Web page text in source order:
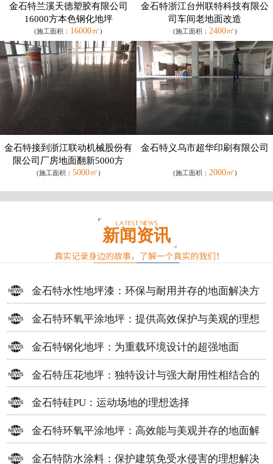
金石特兰溪天德塑胶有限公司
16000方本色钢化地坪
(施工面积： 16000㎡)
金石特浙江台州联特科技有限公
司车间老地面改造
(施工面积： 2400㎡)
金石特接到浙江联动机械股份有
限公司厂房地面翻新5000方
(施工面积： 5000㎡)
金石特义乌市超华印刷有限公司
(施工面积： 2000㎡)
新闻资讯
金石特水性地坪漆：环保与耐用并存的地面解决方
案
金石特环氧平涂地坪：提供高效保护与美观的理想
选择
金石特钢化地坪：为重载环境设计的超强地面
金石特压花地坪：独特设计与强大耐用性相结合的
地面材料
金石特硅PU：运动场地的理想选择
金石特环氧平涂地坪：高效能与美观并存的地面解
决方案
金石特防水涂料：保护建筑免受水侵害的理想解决